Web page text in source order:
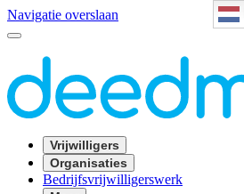
Navigatie overslaan
Vrijwilligers
Organisaties
Bedrijfsvrijwilligerswerk